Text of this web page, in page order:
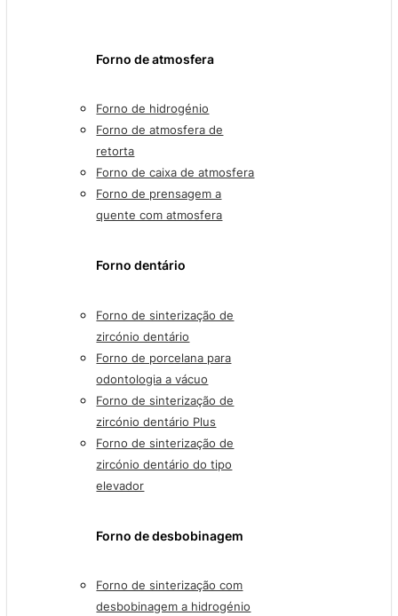
Forno de atmosfera
Forno de hidrogénio
Forno de atmosfera de
retorta
Forno de caixa de atmosfera
Forno de prensagem a
quente com atmosfera
Forno dentário
Forno de sinterização de
zircónio dentário
Forno de porcelana para
odontologia a vácuo
Forno de sinterização de
zircónio dentário Plus
Forno de sinterização de
zircónio dentário do tipo
elevador
Forno de desbobinagem
Forno de sinterização com
desbobinagem a hidrogénio